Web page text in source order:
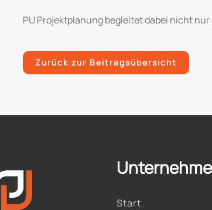
PU Projektplanung begleitet dabei nicht
Zurück zur Beitragsübersicht
Start